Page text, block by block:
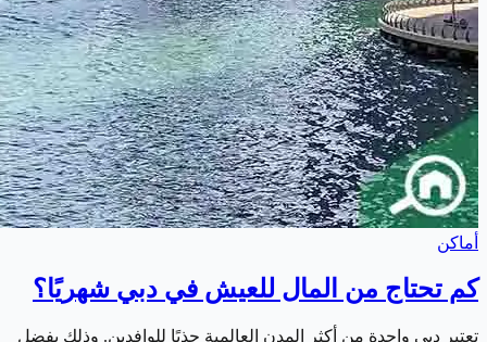
أماكن
كم تحتاج من المال للعيش في دبي شهريًا؟
تعتبر دبي واحدة من أكثر المدن العالمية جذبًا للوافدين. وذلك بفضل